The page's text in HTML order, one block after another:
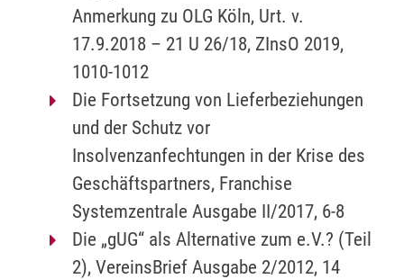
Anmerkung zu OLG Köln, Urt. v.
17.9.2018 – 21 U 26/18, ZInsO 2019,
1010-1012
Die Fortsetzung von Lieferbeziehungen
und der Schutz vor
Insolvenzanfechtungen in der Krise des
Geschäftspartners, Franchise
Systemzentrale Ausgabe II/2017, 6-8
Die „gUG“ als Alternative zum e.V.? (Teil
2), VereinsBrief Ausgabe 2/2012, 14